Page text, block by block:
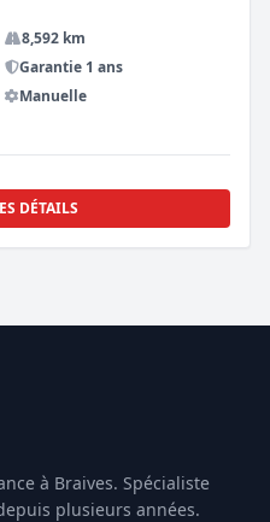
8,592 km
Garantie 1 ans
Manuelle
DÉTAILS
à Braives. Spécialiste
plusieurs années.